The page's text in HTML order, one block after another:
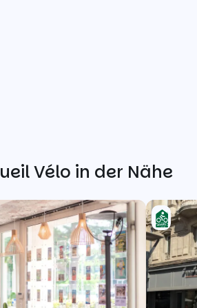
Vélo in der Nähe